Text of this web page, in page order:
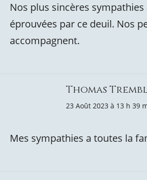
Nos plus sincères sympathies
éprouvées par ce deuil. Nos
accompagnent.
Thomas
23 Août 2023 à 13 h 39
Mes sympathies a toutes la